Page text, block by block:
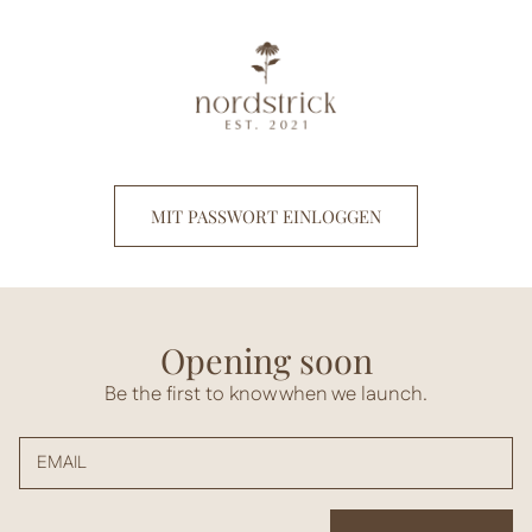
MIT PASSWORT EINLOGGEN
Opening soon
Be the first to know when we launch.
EMAIL